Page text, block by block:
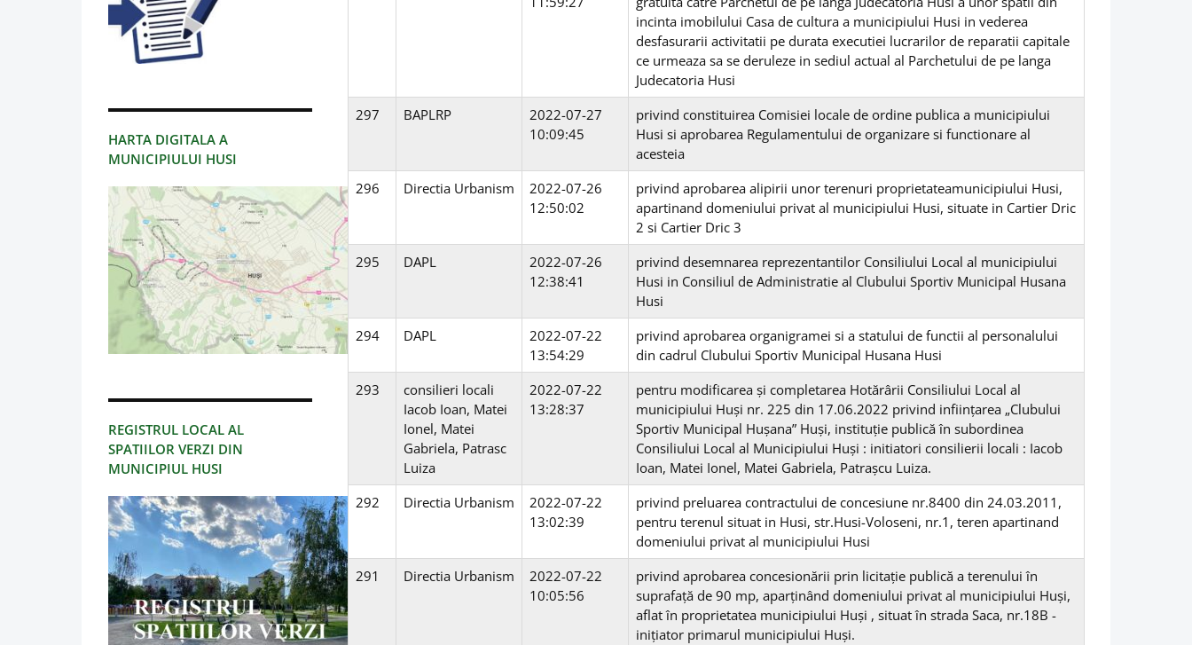
HARTA DIGITALA A
MUNICIPIULUI HUSI
REGISTRUL LOCAL AL
SPATIILOR VERZI DIN
MUNICIPIUL HUSI
incinta imobilului Casa de cultura a municipiului Husi in vederea
desfasurarii activitatii pe durata executiei lucrarilor de reparatii capitale
ce urmeaza sa se deruleze in sediul actual al Parchetului de pe langa
Judecatoria Husi
297
BAPLRP
2022-07-27
10:09:45
privind constituirea Comisiei locale de ordine publica a municipiului
Husi si aprobarea Regulamentului de organizare si functionare al
acesteia
296
Directia Urbanism
2022-07-26
12:50:02
privind aprobarea alipirii unor terenuri proprietateamunicipiului Husi,
apartinand domeniului privat al municipiului Husi, situate in Cartier Dric
2 si Cartier Dric 3
295
DAPL
2022-07-26
12:38:41
privind desemnarea reprezentantilor Consiliului Local al municipiului
Husi in Consiliul de Administratie al Clubului Sportiv Municipal Husana
Husi
294
DAPL
2022-07-22
13:54:29
privind aprobarea organigramei si a statului de functii al personalului
din cadrul Clubului Sportiv Municipal Husana Husi
293
consilieri locali
Iacob Ioan, Matei
Ionel, Matei
Gabriela, Patrasc
Luiza
2022-07-22
13:28:37
pentru modificarea și completarea Hotărârii Consiliului Local al
municipiului Huși nr. 225 din 17.06.2022 privind inființarea „Clubului
Sportiv Municipal Hușana” Huși, instituţie publică în subordinea
Consiliului Local al Municipiului Huși : initiatori consilierii locali : Iacob
Ioan, Matei Ionel, Matei Gabriela, Patrașcu Luiza.
292
Directia Urbanism
2022-07-22
13:02:39
privind preluarea contractului de concesiune nr.8400 din 24.03.2011,
pentru terenul situat in Husi, str.Husi-Voloseni, nr.1, teren apartinand
domeniului privat al municipiului Husi
291
Directia Urbanism
2022-07-22
10:05:56
privind aprobarea concesionării prin licitaţie publică a terenului în
suprafaţă de 90 mp, aparţinând domeniului privat al municipiului Huşi,
aflat în proprietatea municipiului Huşi , situat în strada Saca, nr.18B -
inițiator primarul municipiului Huși.